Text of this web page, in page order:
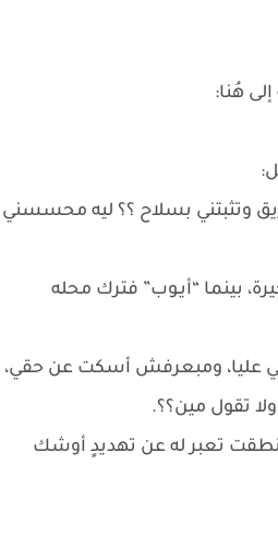
هُنا:
وتثبتني بسلاح ؟؟ ليه محسسني
بينما “أيـوب” فترك محله
عليا، ومبعرفش أسكت عن حقي،
تقول مين؟؟.
نطقت تعبر له عن تهديدٍ أوشك